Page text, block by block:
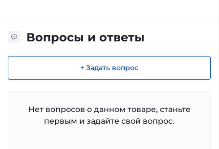
Вопросы и ответы
+ Задать вопрос
Нет вопросов о данном товаре, станьте
первым и задайте свой вопрос.